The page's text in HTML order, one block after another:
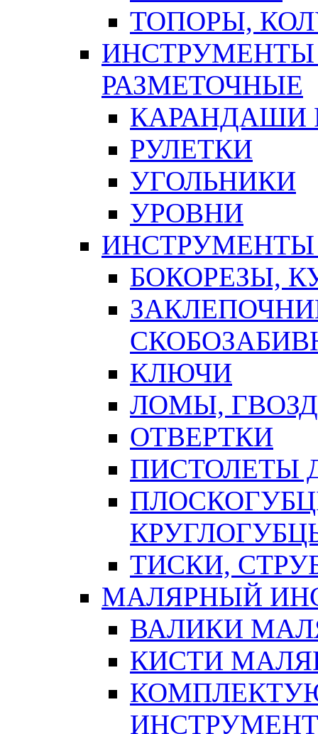
ТОПОРЫ,
ИНСТРУМЕНТЫ
РАЗМЕТОЧНЫЕ
КАРАНДАШИ
РУЛЕТКИ
УГОЛЬНИКИ
УРОВНИ
БОКОРЕЗЫ,
КЛЮЧИ
ЛОМЫ,
ОТВЕРТКИ
ПИСТОЛЕТЫ
ТИСКИ,
МАЛЯРНЫЙ
ВАЛИКИ
КИСТИ